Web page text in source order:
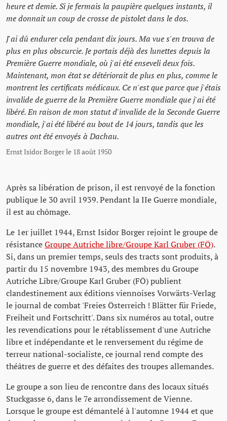
heure et demie. Si je fermais la paupière quelques instants, il
me donnait un coup de crosse de pistolet dans le dos.
J'ai dû endurer cela pendant dix jours. Ma vue s'en trouva de
plus en plus obscurcie. Je portais déjà des lunettes depuis la
Première Guerre mondiale, où j'ai été enseveli deux fois.
Maintenant, mon état se détériorait de plus en plus, comme le
montrent les certificats médicaux. Ce n'est que parce que j'étais
invalide de guerre de la Première Guerre mondiale que j'ai été
libéré. En raison de mon statut d'invalide de la Seconde Guerre
mondiale, j'ai été libéré au bout de 14 jours, tandis que les
autres ont été envoyés à Dachau.
Ernst Isidor Borger le 18 août 1950
Après sa libération de prison, il est renvoyé de la fonction
publique le 30 avril 1939. Pendant la IIe Guerre mondiale,
il est au chômage.
Le 1er juillet 1944, Ernst Isidor Borger rejoint le groupe de
résistanceGroupe Autriche libre/Groupe Karl Gruber (FÖ).
Si, dans un premier temps, seuls des tracts sont produits, à
partir du 15 novembre 1943, des membres du Groupe
Autriche Libre/Groupe Karl Gruber (FÖ) publient
clandestinement aux éditions viennoises Vorwärts-Verlag
le journal de combat 'Freies Österreich ! Blätter für Friede,
Freiheit und Fortschritt'. Dans six numéros au total, outre
les revendications pour le rétablissement d'une Autriche
libre et indépendante et le renversement du régime de
terreur national-socialiste, ce journal rend compte des
théâtres de guerre et des défaites des troupes allemandes.
Le groupe a son lieu de rencontre dans des locaux situés
Stuckgasse 6, dans le 7e arrondissement de Vienne.
Lorsque le groupe est démantelé à l'automne 1944 et que